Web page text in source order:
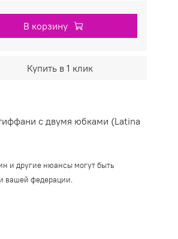
В корзину
Купить в 1 клик
с двумя юбками (Latina
и другие нюансы могут быть
вашей федерации.